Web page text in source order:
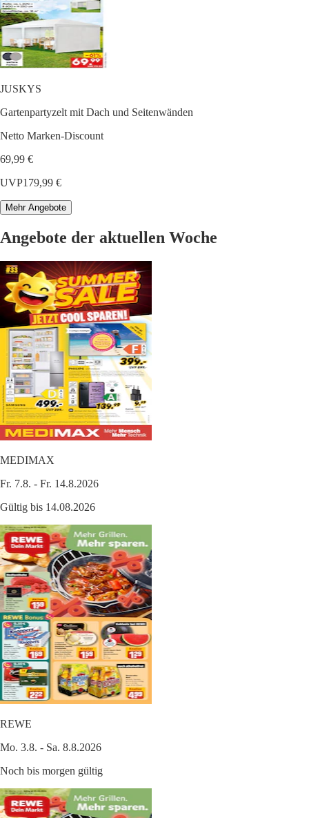
JUSKYS
Gartenpartyzelt mit Dach und Seitenwänden
Netto Marken-Discount
69,99 €
UVP179,99 €
Mehr Angebote
Angebote der aktuellen Woche
MEDIMAX
Fr. 7.8. - Fr. 14.8.2026
Gültig bis 14.08.2026
REWE
Mo. 3.8. - Sa. 8.8.2026
Noch bis morgen gültig